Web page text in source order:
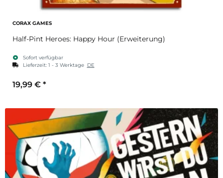
CORAX GAMES
Half-Pint Heroes: Happy Hour (Erweiterung)
Sofort verfügbar
Lieferzeit: 1 - 3 Werktage DE
19,99 € *